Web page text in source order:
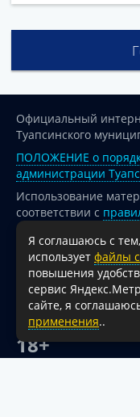
Официальный
Туапсинского
ПОЛОЖЕНИЕ о
администрации
Использование
соответствии с
опубликованных на
При перепечатке и
на источник
Для сайтов и
активная
администрации
18+
Я соглашаюсь с
использует файлы
повышения
сервис
сайте, я
применения..